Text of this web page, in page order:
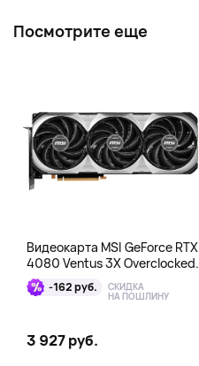
Посмотрите еще
Видеокарта MSI GeForce RTX
4080 Ventus 3X Overclocked
16GB DDR6X
-162 руб. СКИДКА
НА ПОШЛИНУ
3 927 руб.